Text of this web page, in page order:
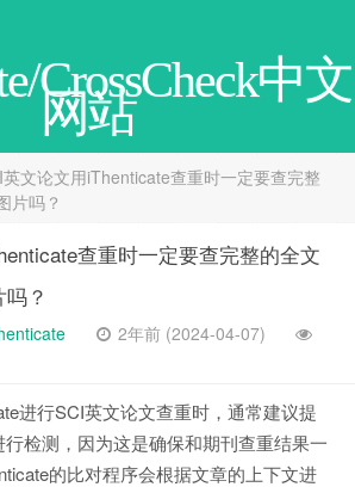
CrossCheck中文
网站
英文论文用iThenticate查重时一定要查完整
片吗？
查重时一定要查完整的全文
？
2年前 (2024-04-07)
进行SCI英文论文查重时，通常建议提
检测，因为这是确保和期刊查重结果一
的比对程序会根据文章的上下文进